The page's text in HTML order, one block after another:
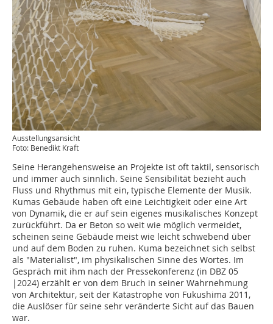
Ausstellungsansicht
Foto: Benedikt Kraft
Seine Herangehensweise an Projekte ist oft taktil, sensorisch
und immer auch sinnlich. Seine Sensibilität bezieht auch
Fluss und Rhythmus mit ein, typische Elemente der Musik.
Kumas Gebäude haben oft eine Leichtigkeit oder eine Art
von Dynamik, die er auf sein eigenes musikalisches Konzept
zurückführt. Da er Beton so weit wie möglich vermeidet,
scheinen seine Gebäude meist wie leicht schwebend über
und auf dem Boden zu ruhen. Kuma bezeichnet sich selbst
als "Materialist", im physikalischen Sinne des Wortes. Im
Gespräch mit ihm nach der Pressekonferenz (in DBZ 05
|2024) erzählt er von dem Bruch in seiner Wahrnehmung
von Architektur, seit der Katastrophe von Fukushima 2011,
die Auslöser für seine sehr veränderte Sicht auf das Bauen
war.